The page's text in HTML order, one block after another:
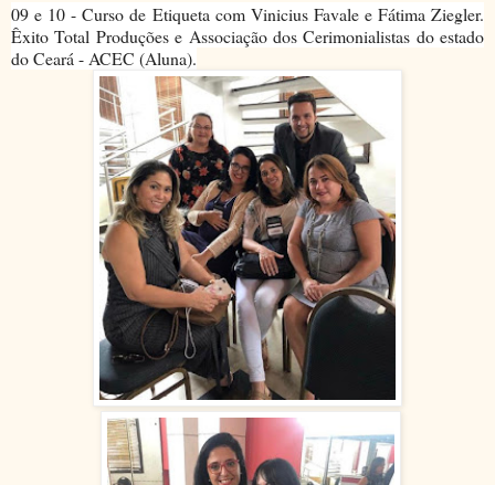
09 e 10 - Curso de Etiqueta com Vinicius Favale e Fátima Ziegler.
Êxito Total Produções e Associação dos Cerimonialistas do estado
do Ceará - ACEC (Aluna).